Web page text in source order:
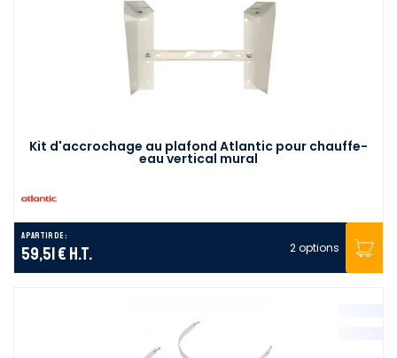
Kit d'accrochage au plafond Atlantic pour chauffe-
eau vertical mural
A partir de :
59,51 € H.T. 2 options